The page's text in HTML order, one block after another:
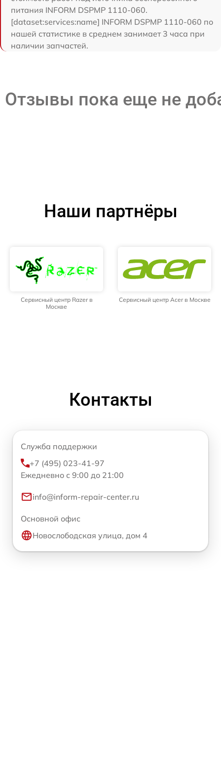
питания INFORM DSPMP 1110-060.
[dataset:services:name] INFORM DSPMP 1110-060 по
нашей статистике в среднем занимает 3 часа при
наличии запчастей.
Отзывы пока еще не
Наши партнёры
Сервисный центр Razer в
Москве
Сервисный центр Acer в Москве
Контакты
Служба поддержки
+7 (495) 023-41-97
Ежедневно с 9:00 до 21:00
info@inform-repair-center.ru
Основной офис
Новослободская улица, дом 4